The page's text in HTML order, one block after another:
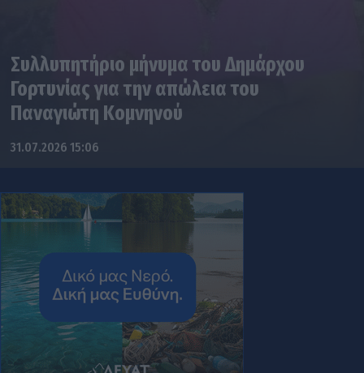
Συλλυπητήριο μήνυμα του Δημάρχου
Γορτυνίας για την απώλεια του
Παναγιώτη Κομνηνού
31.07.2026 15:06